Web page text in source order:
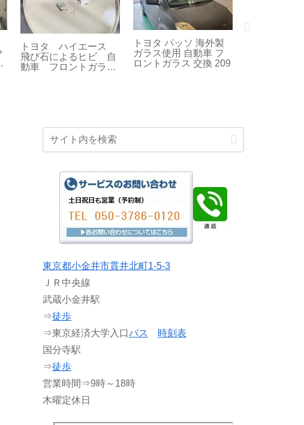
三菱 ミニキャブ 海外
製UVカットガラス使
用 自動車 フロントガ
ラス 交換 211
日産 アトラス F24 海
外製ガラス使用 フロン
トガラス交換
東京都小金井市貫井北町1-5-3
ＪＲ中央線
武蔵小金井駅
⇒徒歩
⇒東京経済大学入口バス
時刻表
国分寺駅
⇒徒歩
営業時間⇒9時～18時
木曜定休日